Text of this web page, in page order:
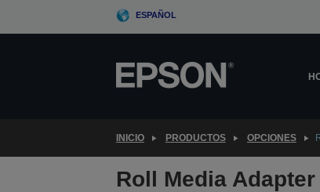
ESPAÑOL
INICIO PRODUCTOS OPCIONES
Roll Media